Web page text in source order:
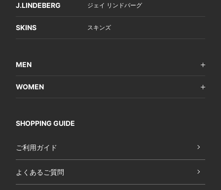
J.LINDEBERG ジェイ リンドバーグ
SKINS スキンズ
MEN
WOMEN
SHOPPING GUIDE
ご利用ガイド
よくあるご質問